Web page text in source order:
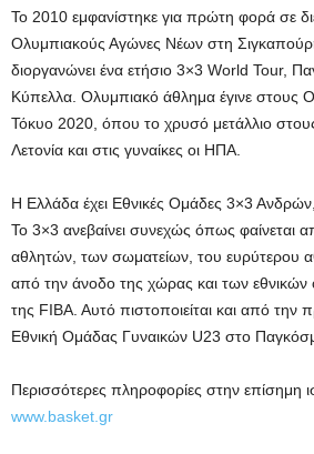
Το 2010 εμφανίστηκε για πρώτη φορά σε
Ολυμπιακούς Αγώνες Νέων στη
διοργανώνει ένα ετήσιο 3×3 World Tour,
Κύπελλα. Ολυμπιακό άθλημα έγινε στους
Τόκυο 2020, όπου το χρυσό μετάλλιο
Λετονία και στις γυναίκες οι ΗΠΑ.
Η Ελλάδα έχει Εθνικές Ομάδες 3×3
Το 3×3 ανεβαίνει συνεχώς όπως φαίνεται
αθλητών, των σωματείων, του ευρύτερου
από την άνοδο της χώρας και των
της FIBΑ. Αυτό πιστοποιείται και από την
Εθνική Ομάδας Γυναικών U23 στο
Περισσότερες πληροφορίες στην επίσημη
www.basket.gr